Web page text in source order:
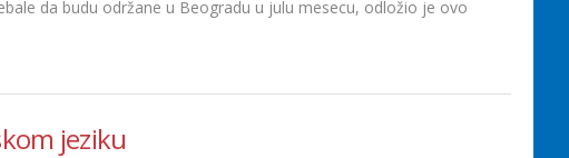
da budu održane u Beogradu u julu mesecu, odložio je ovo
jeziku